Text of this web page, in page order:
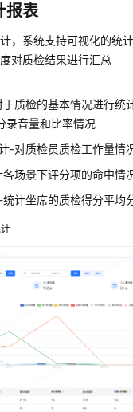
报表
，系统支持可视化的统
对质检结果进行汇总
质检的基本情况进行统
录音量和比率情况
-对质检员质检工作量情
场景下评分项的命中情
计坐席的质检得分平均